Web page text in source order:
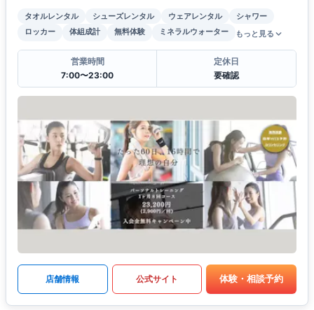
タオルレンタル シューズレンタル ウェアレンタル
シャワー
ロッカー
体組成計 無料体験 ミネラルウォーター もっと見る
営業時間
7:00〜23:00
定休日
要確認
店舗情報 公式サイト 体験・相談予約